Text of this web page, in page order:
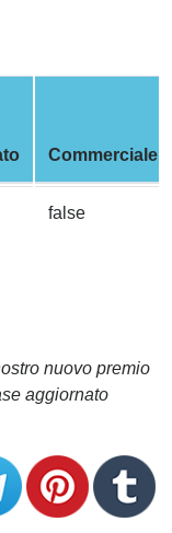
Commerciale
false
nuovo premio
aggiornato